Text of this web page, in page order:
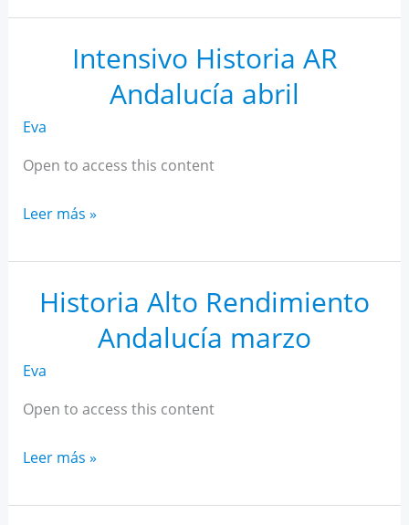
AR
AndalucíaIntensivo Historia AR
Andalucía abril
Eva
Open to access this content
Intensivo
AR
Andalucía
abril
Leer más »
Historia Alto Rendimiento
Andalucía marzo
Eva
Open to access this content
Historia
Rendimiento
Leer más »